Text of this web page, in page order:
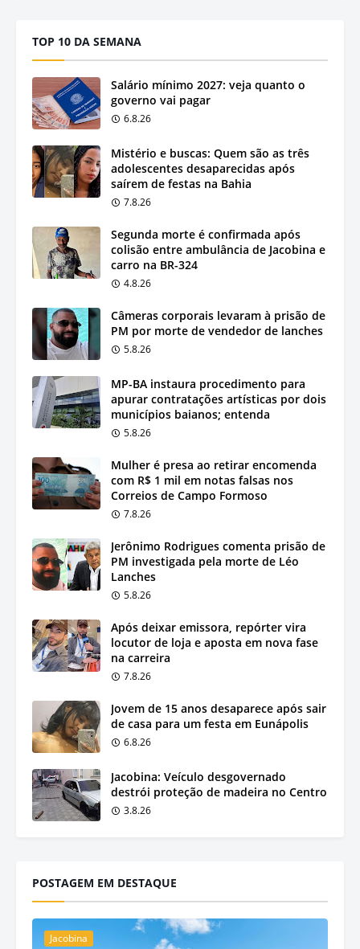
TOP 10 DA SEMANA
Salário mínimo 2027: veja quanto o
governo vai pagar
6.8.26
Mistério e buscas: Quem são as três
adolescentes desaparecidas após
saírem de festas na Bahia
7.8.26
Segunda morte é confirmada após
colisão entre ambulância de Jacobina e
carro na BR-324
4.8.26
Câmeras corporais levaram à prisão de
PM por morte de vendedor de lanches
5.8.26
MP-BA instaura procedimento para
apurar contratações artísticas por dois
municípios baianos; entenda
5.8.26
Mulher é presa ao retirar encomenda
com R$ 1 mil em notas falsas nos
Correios de Campo Formoso
7.8.26
Jerônimo Rodrigues comenta prisão de
PM investigada pela morte de Léo
Lanches
5.8.26
Após deixar emissora, repórter vira
locutor de loja e aposta em nova fase
na carreira
7.8.26
Jovem de 15 anos desaparece após sair
de casa para um festa em Eunápolis
6.8.26
Jacobina: Veículo desgovernado
destrói proteção de madeira no Centro
3.8.26
POSTAGEM EM DESTAQUE
Jacobina